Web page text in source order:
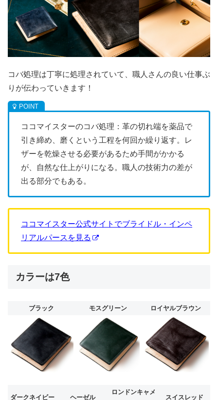
コバ処理は丁寧に処理されていて、職人さんの良い仕事ぶ
りが伝わっていきます！
ココマイスターのコバ処理：革の切れ端を薬品で
引き締め、磨くという工程を何回か繰り返す。レ
ザーを乾燥させる必要があるため手間がかかる
が、自然な仕上がりになる。職人の技術力の差が
出る部分でもある。
ココマイスター公式サイトでブライドル・インペ
リアルパースを見る
カラーは7色
ブラック モスグリーン ロイヤルブラウン
ダークネイビー ヘーゼル
ロンドンキャメ
スイスレッド